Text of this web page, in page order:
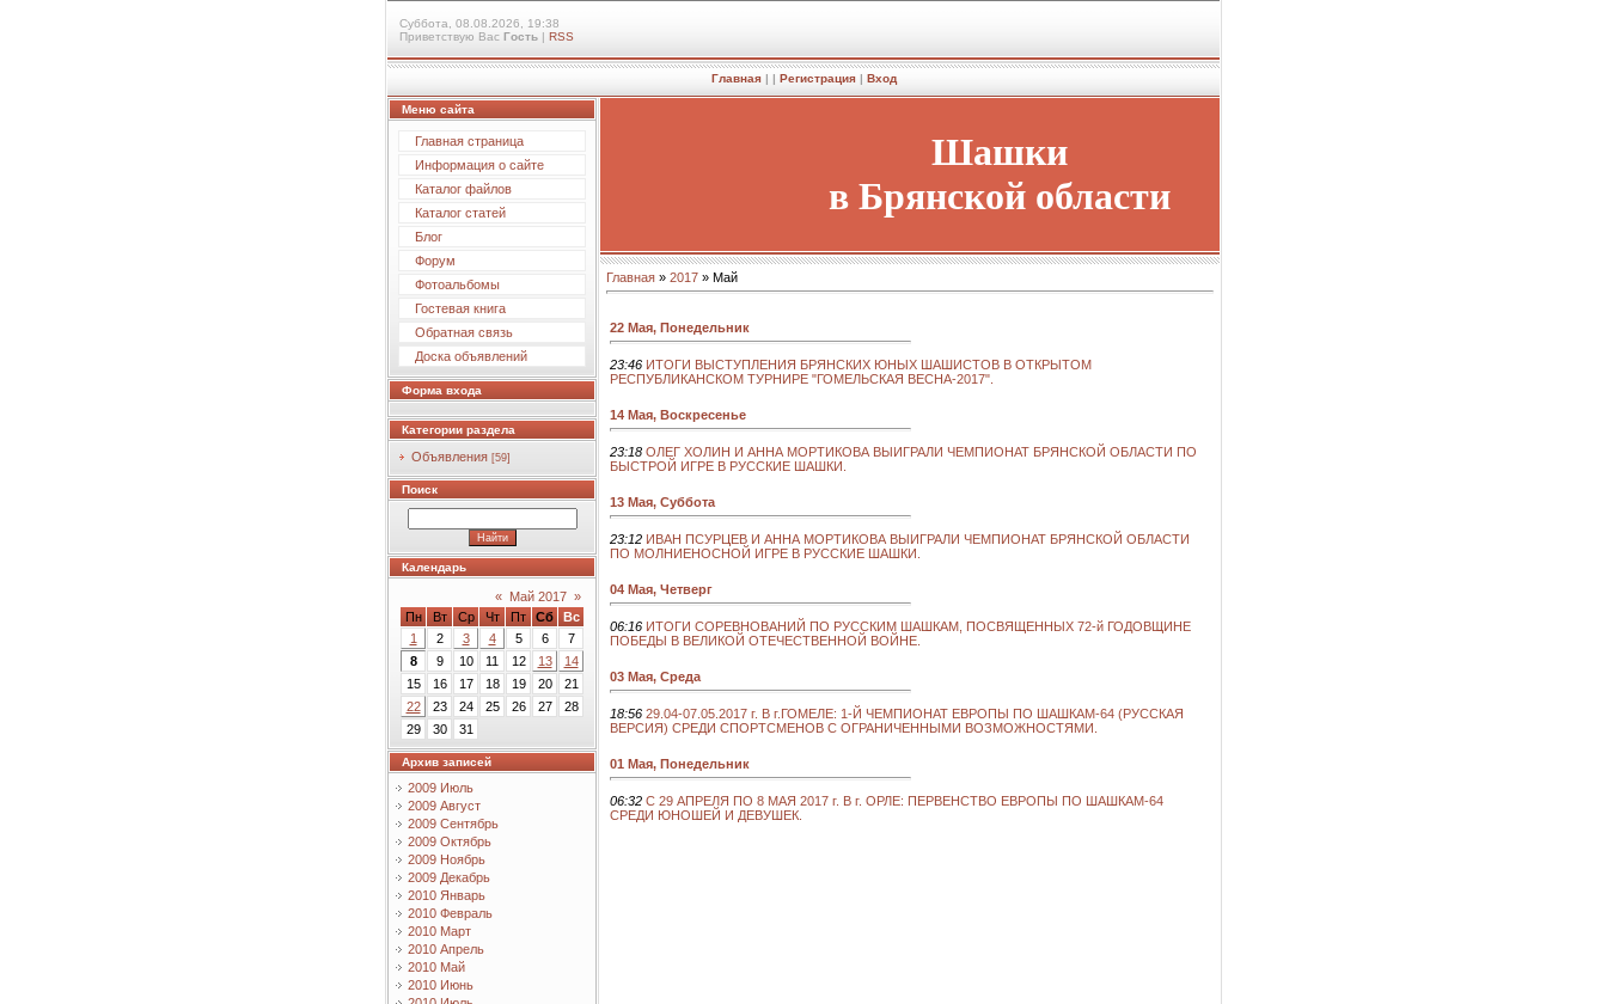
Суббота, 08.08.2026, 19:38
Приветствую Вас Гость | RSS
Главная| | Регистрация| Вход
Меню сайта
Главная страница
Информация о сайте
Каталог файлов
Каталог статей
Блог
Форум
Фотоальбомы
Гостевая книга
Обратная связь
Доска объявлений
Форма входа
Категории раздела
Объявления [59]
Поиск
Календарь
« Май 2017 »
Пн
Вт Ср Чт Пт Сб
Вс
1
2 3 4 5 6
7
8
9 10 11 12 13
14
15
16 17 18 19 20
21
22
23 24 25 26 27
28
29
30 31
Архив записей
2009 Июль
2009 Август
2009 Сентябрь
2009 Октябрь
2009 Ноябрь
2009 Декабрь
2010 Январь
2010 Февраль
2010 Март
2010 Апрель
2010 Май
2010 Июнь
Шашки
в Брянской области
Главная » 2017 » Май
22 Мая, Понедельник
23:46 ИТОГИ ВЫСТУПЛЕНИЯ БРЯНСКИХ ЮНЫХ ШАШИСТОВ В ОТКРЫТОМ
РЕСПУБЛИКАНСКОМ ТУРНИРЕ "ГОМЕЛЬСКАЯ ВЕСНА-2017".
14 Мая, Воскресенье
23:18 ОЛЕГ ХОЛИН И АННА МОРТИКОВА ВЫИГРАЛИ ЧЕМПИОНАТ БРЯНСКОЙ ОБЛАСТИ ПО
БЫСТРОЙ ИГРЕ В РУССКИЕ ШАШКИ.
13 Мая, Суббота
23:12 ИВАН ПСУРЦЕВ И АННА МОРТИКОВА ВЫИГРАЛИ ЧЕМПИОНАТ БРЯНСКОЙ ОБЛАСТИ
ПО МОЛНИЕНОСНОЙ ИГРЕ В РУССКИЕ ШАШКИ.
04 Мая, Четверг
06:16 ИТОГИ СОРЕВНОВАНИЙ ПО РУССКИМ ШАШКАМ, ПОСВЯЩЕННЫХ 72-й ГОДОВЩИНЕ
ПОБЕДЫ В ВЕЛИКОЙ ОТЕЧЕСТВЕННОЙ ВОЙНЕ.
03 Мая, Среда
18:56 29.04-07.05.2017 г. В г.ГОМЕЛЕ: 1-Й ЧЕМПИОНАТ ЕВРОПЫ ПО ШАШКАМ-64 (РУССКАЯ
ВЕРСИЯ) СРЕДИ СПОРТСМЕНОВ С ОГРАНИЧЕННЫМИ ВОЗМОЖНОСТЯМИ.
01 Мая, Понедельник
06:32 C 29 АПРЕЛЯ ПО 8 МАЯ 2017 г. В г. ОРЛЕ: ПЕРВЕНСТВО ЕВРОПЫ ПО ШАШКАМ-64
СРЕДИ ЮНОШЕЙ И ДЕВУШЕК.